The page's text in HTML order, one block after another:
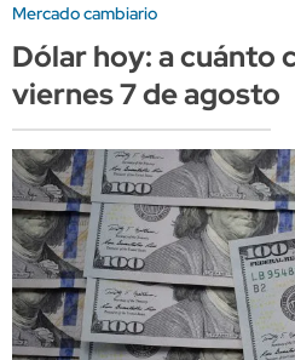
Mercado cambiario
Dólar hoy: a cuánto
viernes 7 de agosto